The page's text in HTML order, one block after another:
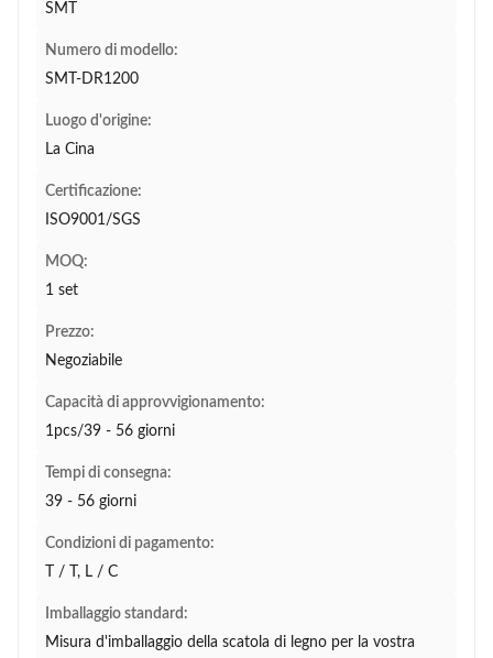
SMT
Numero di modello:
SMT-DR1200
Luogo d'origine:
La Cina
Certificazione:
ISO9001/SGS
MOQ:
1 set
Prezzo:
Negoziabile
Capacità di approvvigionamento:
1pcs/39 - 56 giorni
Tempi di consegna:
39 - 56 giorni
Condizioni di pagamento:
T / T, L / C
Imballaggio standard:
Misura d'imballaggio della scatola di legno per la vostra